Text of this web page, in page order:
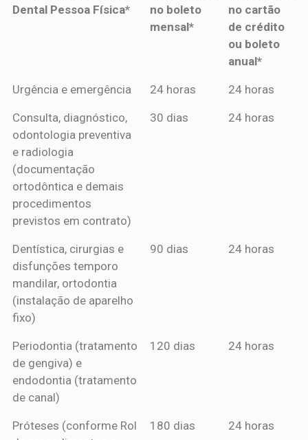
Dental Pessoa Física*
no boleto
mensal*
no cartão
de crédito
ou boleto
anual*
*Procedimentos Amil
*Pagamento
mensal*
*Pagamento
de crédito
Urgência e emergência 24 horas 24 horas
Consulta, diagnóstico,
odontologia preventiva
e radiologia
(documentação
ortodôntica e demais
procedimentos
previstos em contrato)
30 dias 24 horas
Dentística, cirurgias e
disfunções temporo
mandilar, ortodontia
(instalação de aparelho
fixo)
90 dias 24 horas
Periodontia (tratamento
de gengiva) e
endodontia (tratamento
de canal)
120 dias 24 horas
Próteses (conforme Rol
180 dias 24 horas